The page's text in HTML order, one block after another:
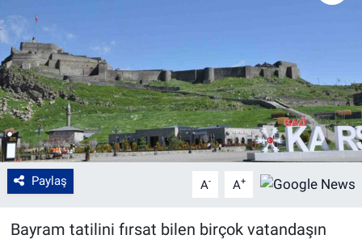
Paylaş A- A+
Bayram tatilini fırsat bilen birçok vatandaşın